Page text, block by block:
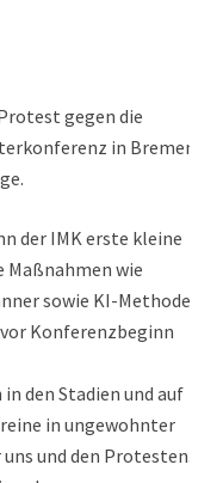
gegen die
in Bremen
der IMK erste kleine
Maßnahmen wie
sowie KI-Methoden
Konferenzbeginn
den Stadien und auf
in ungewohnter
und den Protesten.